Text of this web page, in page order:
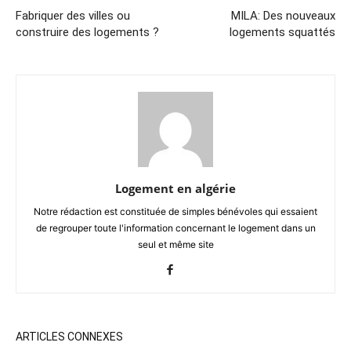
Fabriquer des villes ou
construire des logements ?
MILA: Des nouveaux
logements squattés
Logement en algérie
Notre rédaction est constituée de simples bénévoles qui essaient
de regrouper toute l'information concernant le logement dans un
seul et même site
ARTICLES CONNEXES